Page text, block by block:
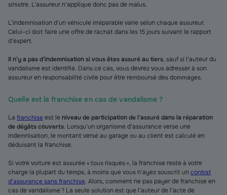
sinistre. L’assureur n’applique donc pas de malus.
L’indemnisation d’un véhicule irréparable varie selon chaque assureur.
Celui-ci doit faire une offre de rachat dans les 15 jours suivant le rapport
d’expert.
Il n’y a pas d’indemnisation si vous êtes assuré au tiers, sauf si l’auteur du
vandalisme est identifié. Dans ce cas, vous devrez vous adresser à son
assureur en responsabilité civile pour être remboursé des dommages.
Quelle est la franchise en cas de vandalisme ?
La franchiseest leniveau de participation de l’assuré dans la réparation
de dégâts couverts. Lorsqu’un organisme d’assurance verse une
indemnisation, le montant versé au garage ou au client est calculé en
déduisant la franchise.
Si votre voiture est assurée « tous risques », la franchise reste à votre
charge la plupart du temps, à moins que vous n’ayez souscrit uncontrat
d’assurance sans franchise. Alors, comment ne pas payer de franchise en
cas de vandalisme ? La seule solution est que l’auteur de l’acte de